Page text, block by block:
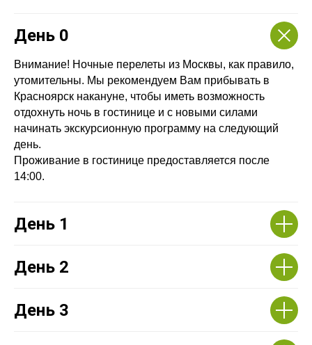
День 0
Внимание! Ночные перелеты из Москвы, как правило,
утомительны. Мы рекомендуем Вам прибывать в
Красноярск накануне, чтобы иметь возможность
отдохнуть ночь в гостинице и с новыми силами
начинать экскурсионную программу на следующий
день.
Проживание в гостинице предоставляется после
14:00.
День 1
День 2
День 3